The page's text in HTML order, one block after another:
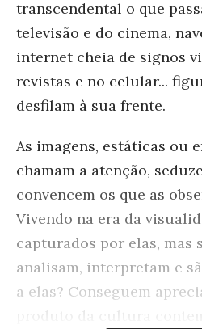
transcendental o que
televisão e do cinema,
internet cheia de signos
revistas e no celular...
desfilam à sua frente.
As imagens, estáticas ou
chamam a atenção,
convencem os que as
Vivendo na era da
capturados por elas, mas
analisam, interpretam e
a elas? Conseguem